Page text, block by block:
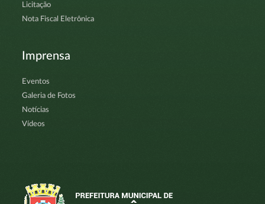
Licitação
Nota Fiscal Eletrônica
Imprensa
Eventos
Galeria de Fotos
Notícias
Vídeos